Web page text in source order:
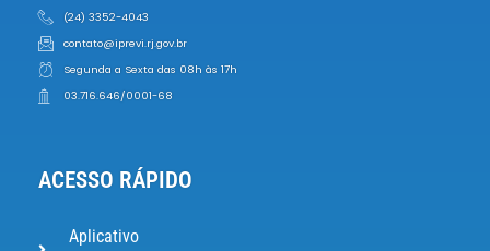
(24) 3352-4043
contato@iprevi.rj.gov.br
Segunda a Sexta das 08h às 17h
03.716.646/0001-68
ACESSO RÁPIDO
Aplicativo